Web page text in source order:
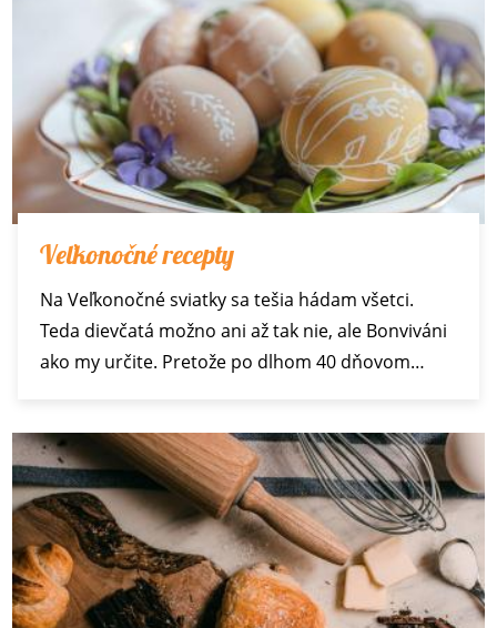
Veľkonočné recepty
Na Veľkonočné sviatky sa tešia hádam všetci.
Teda dievčatá možno ani až tak nie, ale Bonviváni
ako my určite. Pretože po dlhom 40 dňovom…